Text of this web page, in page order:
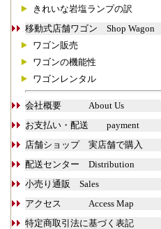
きれいな岩塩ランプの訳
移動式店舗ワゴン Shop Wagon
ワゴン販売
ワゴンの機能性
ワゴンレンタル
会社概要 About Us
お支払い・配送 payment
店舗ショップ 実店舗で購入
配送センター Distribution
小売り通販 Sales
アクセス Access Map
特定商取引法に基づく表記